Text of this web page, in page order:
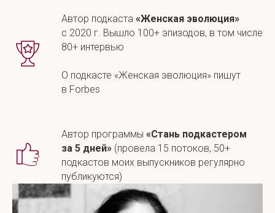
Автор подкаста «Женская эволюция»
с 2020 г. Вышло 100+ эпизодов, в том числе
80+ интервью
О подкасте «Женская эволюция» пишут
в Forbes
Автор программы «Стань подкастером
за 5 дней» (провела 15 потоков, 50+
подкастов моих выпускников регулярно
публикуются)